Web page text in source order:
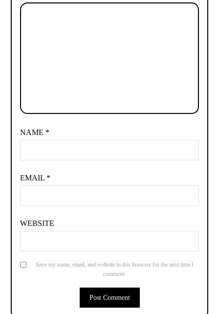
NAME *
EMAIL *
WEBSITE
Save my name, email, and website in this browser for the next time I
comment.